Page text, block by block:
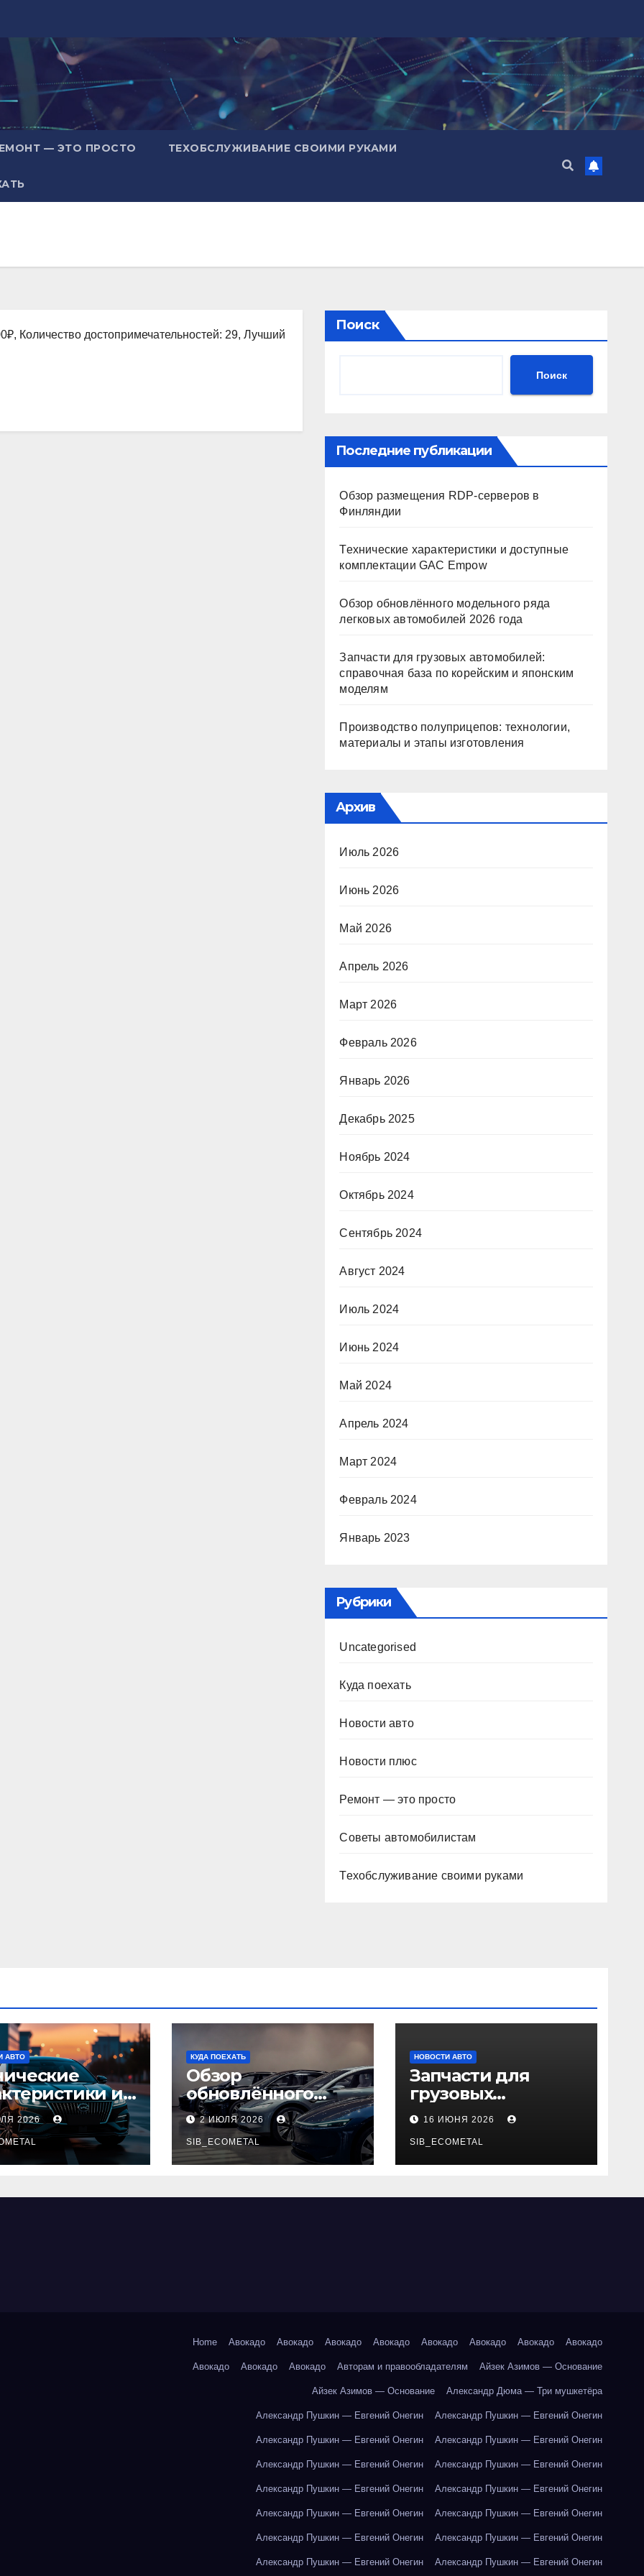
— ЭТО ПРОСТО ТЕХОБСЛУЖИВАНИЕ СВОИМИ РУКАМИ
Количество достопримечательностей: 29, Лучший
Поиск
Поиск
Последние публикации
Обзор размещения RDP-серверов в
Финляндии
Технические характеристики и доступные
комплектации GAC Empow
Обзор обновлённого модельного ряда
легковых автомобилей 2026 года
Запчасти для грузовых автомобилей:
справочная база по корейским и японским
моделям
Производство полуприцепов: технологии,
материалы и этапы изготовления
Архив
Июль 2026
Июнь 2026
Май 2026
Апрель 2026
Март 2026
Февраль 2026
Январь 2026
Декабрь 2025
Ноябрь 2024
Октябрь 2024
Сентябрь 2024
Август 2024
Июль 2024
Июнь 2024
Май 2024
Апрель 2024
Март 2024
Февраль 2024
Январь 2023
Рубрики
Uncategorised
Куда поехать
Новости авто
Новости плюс
Ремонт — это просто
Советы автомобилистам
Техобслуживание своими руками
АВТО
и
GAC
2026
КУДА ПОЕХАТЬ
Обзор
обновлённого
модельного ряда
легковых
автомобилей 2026
года
2 ИЮЛЯ 2026
SIB_ECOMETAL
НОВОСТИ АВТО
Запчасти для
грузовых
автомобилей:
справочная база по
корейским и
японским
16 ИЮНЯ 2026
SIB_ECOMETAL
Home Авокадо Авокадо Авокадо Авокадо Авокадо Авокадо Авокадо Авокадо
Авокадо Авокадо Авокадо Авторам и правообладателям Айзек Азимов — Основание
Айзек Азимов — Основание Александр Дюма — Три мушкетёра
Александр Пушкин — Евгений Онегин Александр Пушкин — Евгений Онегин
Александр Пушкин — Евгений Онегин Александр Пушкин — Евгений Онегин
Александр Пушкин — Евгений Онегин Александр Пушкин — Евгений Онегин
Александр Пушкин — Евгений Онегин Александр Пушкин — Евгений Онегин
Александр Пушкин — Евгений Онегин Александр Пушкин — Евгений Онегин
Александр Пушкин — Евгений Онегин Александр Пушкин — Евгений Онегин
Александр Пушкин — Евгений Онегин Александр Пушкин — Евгений Онегин